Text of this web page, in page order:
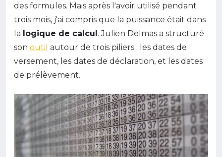
des formules. Mais après l'avoir utilisé pendant
trois mois, j'ai compris que la puissance était dans
la logique de calcul. Julien Delmas a structuré
son outil autour de trois piliers : les dates de
versement, les dates de déclaration, et les dates
de prélèvement.